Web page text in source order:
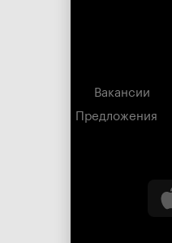
Вакансии
Предложения